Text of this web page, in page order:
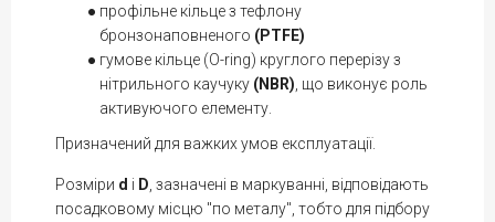
профільне кільце з тефлону
бронзонаповненого (PTFE)
гумове кільце (O-ring) круглого перерізу з
нітрильного каучуку (NBR) , що виконує роль
активуючого елементу.
Призначений для важких умов експлуатації.
Розміри d i D , зазначені в маркуванні, відповідають
посадковому місцю "по металу", тобто для підбору